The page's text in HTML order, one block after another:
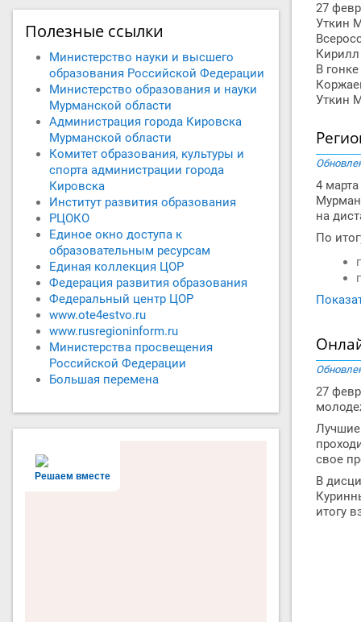
Полезные ссылки
Министерство науки и высшего
образования Российской Федерации
Министерство образования и науки
Мурманской области
Администрация города Кировска
Мурманской области
Комитет образования, культуры и
спорта администрации города
Кировска
Институт развития образования
РЦОКО
Единое окно доступа к
образовательным ресурсам
Единая коллекция ЦОР
Федерация развития образования
Федеральный центр ЦОР
www.ote4estvo.ru
www.rusregioninform.ru
Министерства просвещения
Российской Федерации
Большая перемена
Решаем вместе
27
Уткин
В
Уткин
4
на
По
27
Лучшие
свое
В
итогу